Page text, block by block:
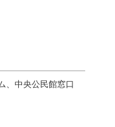
、中央公民館窓口